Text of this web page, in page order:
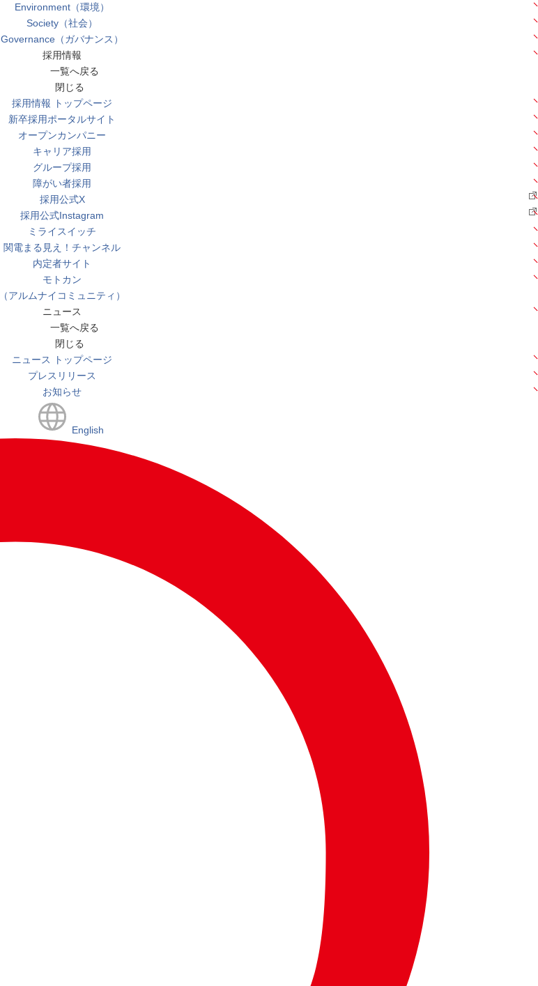
Environment（環境）
Society（社会）
Governance（ガバナンス）
採用情報
一覧へ戻る
閉じる
採用情報 トップページ
新卒採用ポータルサイト
オープンカンパニー
キャリア採用
グループ採用
障がい者採用
採用公式X
採用公式Instagram
ミライスイッチ
関電まる見え！チャンネル
内定者サイト
モトカン
（アルムナイコミュニティ）
ニュース
一覧へ戻る
閉じる
ニュース トップページ
プレスリリース
お知らせ
English